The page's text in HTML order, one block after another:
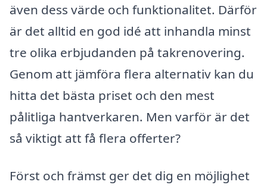
även dess värde och funktionalitet. Därför
är det alltid en god idé att inhandla minst
tre olika erbjudanden på takrenovering.
Genom att jämföra flera alternativ kan du
hitta det bästa priset och den mest
pålitliga hantverkaren. Men varför är det
så viktigt att få flera offerter?
Först och främst ger det dig en möjlighet